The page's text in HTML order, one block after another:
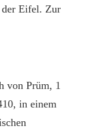
der Eifel. Zur
von Prüm, 1
in einem